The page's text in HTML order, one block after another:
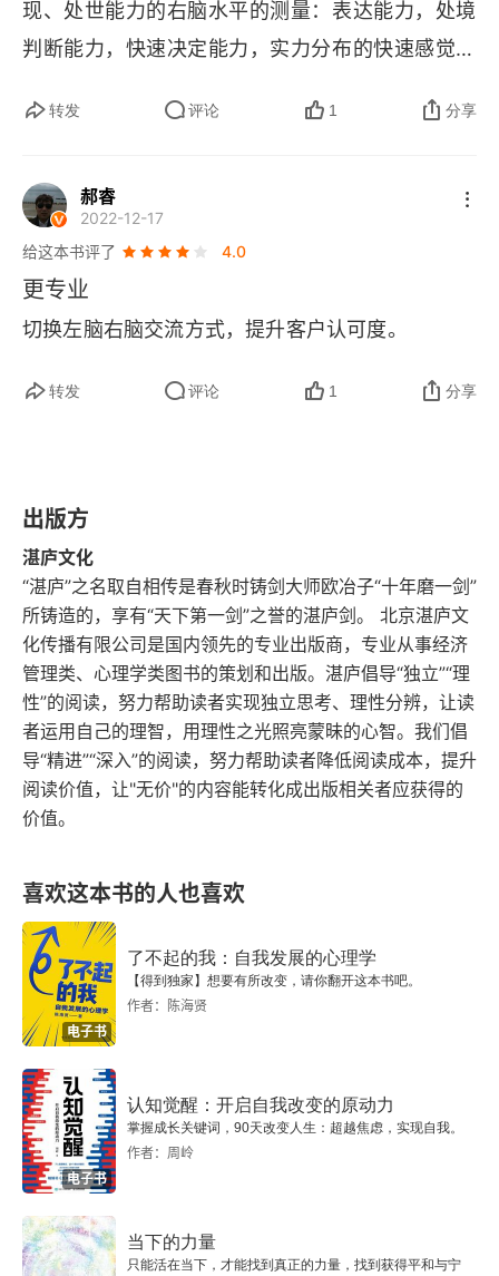
现、处世能力的右脑水平的测量：表达能力，处境
判断能力，快速决定能力，实力分布的快速感觉和
关思维表现、思考能力的左脑水平的测量：思考能
事物的能力，语言的结构，语言的准确性，用词水
的故事情节的能力 3. 潜在客户容易从右脑开始接
触销售人员，并在接触的过程中使用左脑。但是，
不会再返回到左脑。除非是再次见面，也许会重新
感染潜在客户，并将客户锁定在右脑的使用上，从
知识性的技能是在左脑的基础上通过右脑来表现 5.
决策是使用左脑的，但是受到右脑的严重影响 6. 全
脑销售博弈对销售人员管理的三点启发简要解释：
首先，在挑选销售人员时，先考虑测量其右脑水
平。相对来说，右脑水平是难以培养的，或者需要
相当长的时间来培养，导致企业培训成本提高。其
次，测量销售人员的左脑水平，确定其培训的起
养的，通过逻辑训练可以在一定的时间内达到一个
标准水平。最后，实行左脑培训，并保持对右脑的
测量。这是企业组建销售队伍的最佳方案。7. 对潜
在客户而言，他们自己并不一定特别清楚这些需
求，所以在选择的时候就容易陷入价格的对比、各
个厂家引导的技术竞赛中，而不是思考产品是如何
解决自己问题的 8. 需求端：左脑是利益，逻辑线
索，理性思维右脑是友谊，模糊意识，感性思维 9.
潜在客户左脑追求产品带来的利益、企业动机、企
业职责，是局限的、短暂的。右脑追求产品带来的
感觉、个人动机、自我发展，是广阔的、长期的 1
转发 评论 1 分享
郝睿
2022-12-17
给这本书评了
4.0
更专业
切换左脑右脑交流方式，提升客户认可度。
转发 评论 1 分享
出版方
湛庐文化
“湛庐”之名取自相传是春秋时铸剑大师欧冶子“十年磨一剑”
所铸造的，享有“天下第一剑”之誉的湛庐剑。 北京湛庐文
化传播有限公司是国内领先的专业出版商，专业从事经济
管理类、心理学类图书的策划和出版。湛庐倡导“独立”“理
性”的阅读，努力帮助读者实现独立思考、理性分辨，让读
者运用自己的理智，用理性之光照亮蒙昧的心智。我们倡
导“精进”“深入”的阅读，努力帮助读者降低阅读成本，提升
阅读价值，让"无价"的内容能转化成出版相关者应获得的
价值。
喜欢这本书的人也喜欢
电子书
了不起的我：自我发展的心理学
【得到独家】想要有所改变，请你翻开这本书吧。
作者：陈海贤
电子书
认知觉醒：开启自我改变的原动力
掌握成长关键词，90天改变人生：超越焦虑，实现自我。
作者：周岭
当下的力量
只能活在当下，才能找到真正的力量，找到获得平和与宁